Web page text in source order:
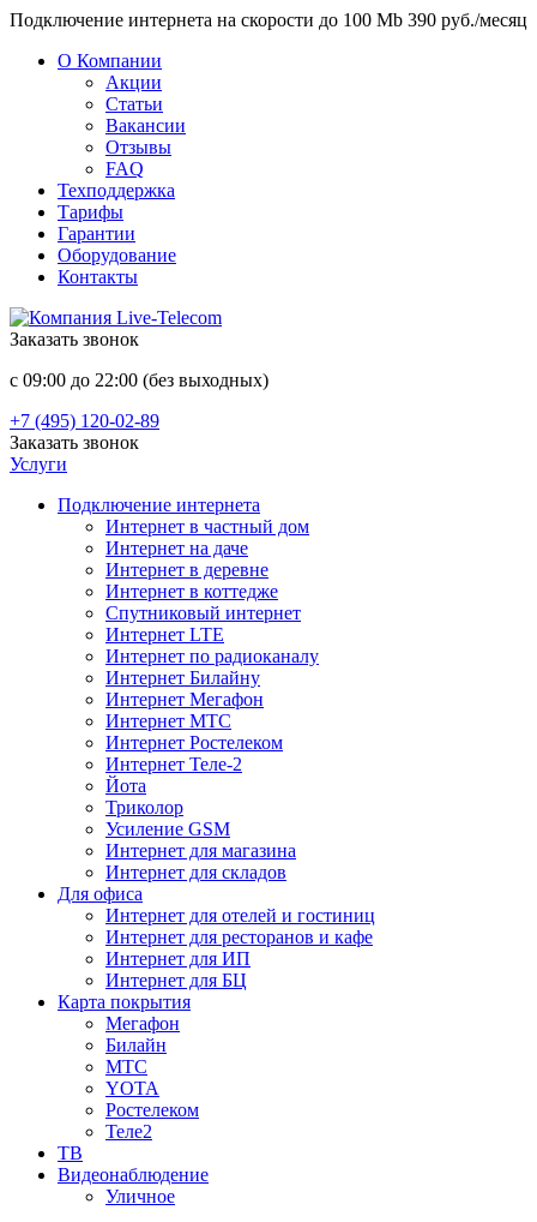
Подключение интернета на скорости до 100 Mb 390 руб./месяц
О Компании
Акции
Статьи
Вакансии
Отзывы
FAQ
Техподдержка
Тарифы
Гарантии
Оборудование
Контакты
Заказать звонок
с 09:00 до 22:00 (без выходных)
+7 (495) 120-02-89
Заказать звонок
Услуги
Подключение интернета
Интернет в частный дом
Интернет на даче
Интернет в деревне
Интернет в коттедже
Спутниковый интернет
Интернет LTE
Интернет по радиоканалу
Интернет Билайну
Интернет Мегафон
Интернет МТС
Интернет Ростелеком
Интернет Теле-2
Йота
Триколор
Усиление GSM
Интернет для магазина
Интернет для складов
Для офиса
Интернет для отелей и гостиниц
Интернет для ресторанов и кафе
Интернет для ИП
Интернет для БЦ
Карта покрытия
Мегафон
Билайн
МТС
YOTA
Ростелеком
Теле2
ТВ
Видеонаблюдение
Уличное